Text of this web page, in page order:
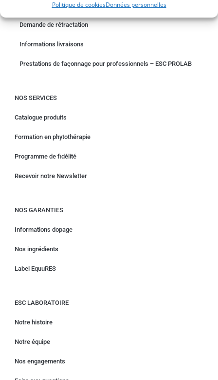
Politique de cookiesDonnées personnelles
Un problème avec votre commande ?
Demande de rétractation
Informations livraisons
Prestations de façonnage pour professionnels – ESC PROLAB
NOS SERVICES
Catalogue produits
Formation en phytothérapie
Programme de fidélité
Recevoir notre Newsletter
NOS GARANTIES
Informations dopage
Nos ingrédients
Label EquuRES
ESC LABORATOIRE
Notre histoire
Notre équipe
Nos engagements